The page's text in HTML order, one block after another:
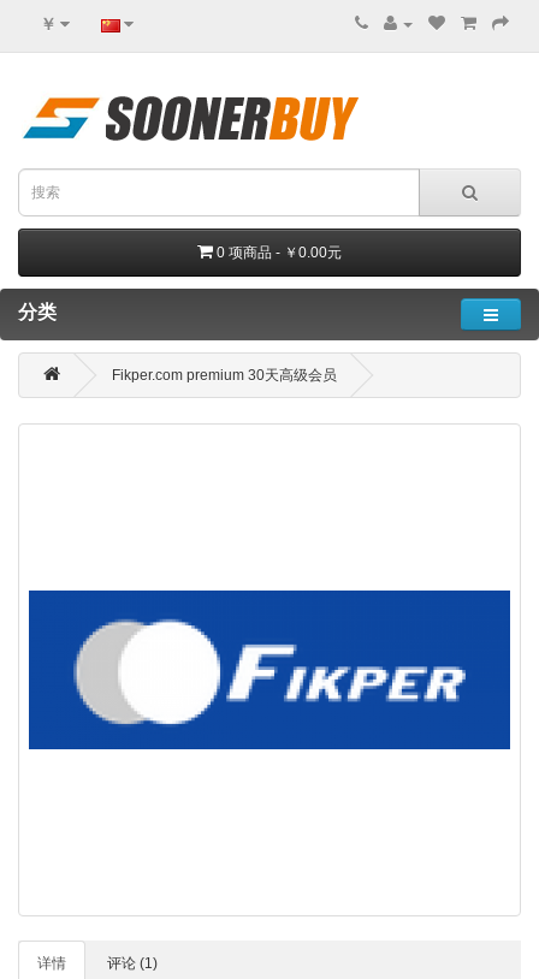
￥
0 项商品 - ￥0.00元
分类
Fikper.com premium 30天高级会员
详情 评论 (1)